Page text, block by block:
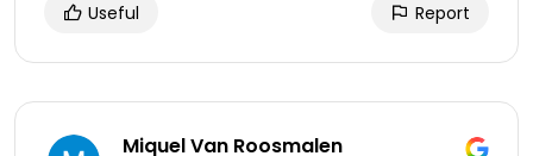
Useful Report
Miquel Van Roosmalen